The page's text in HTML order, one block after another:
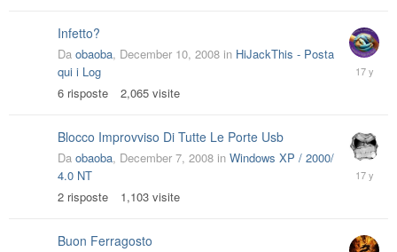
Infetto?
Da obaoba, December 10, 2008 in HiJackThis - Posta
qui i Log
6 risposte 2,065 visite
12,
Blocco Improvviso Di Tutte Le Porte Usb
Da obaoba, December 7, 2008 in Windows XP / 2000/
4.0 NT
2 risposte 1,103 visite
10,
Buon Ferragosto